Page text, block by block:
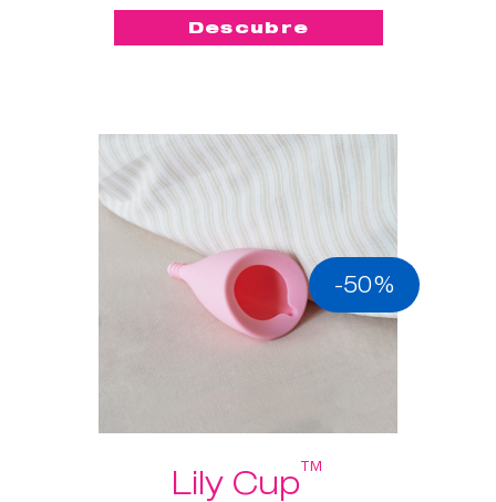
Descubre
-50%
Lily Cup™